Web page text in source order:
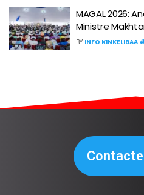
MAGAL 2026:
Ministre
BY INFO KINKELIBAA